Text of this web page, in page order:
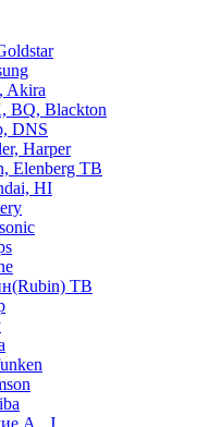
Akira
BQ, Blackton
DNS
Harper
Elenberg ТВ
HI
ТВ
A...J